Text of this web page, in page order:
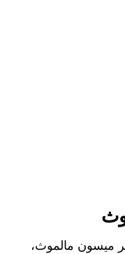
میسون مالموث،